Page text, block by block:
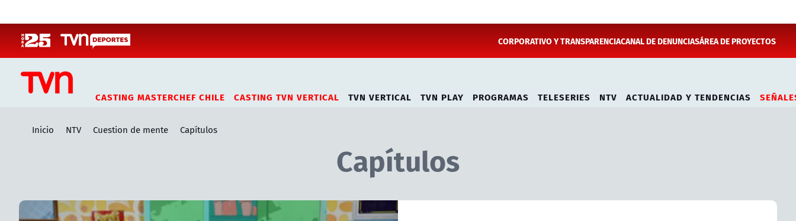
CORPORATIVO Y TRANSPARENCIACANAL DE DENUNCIASÁREA DE PROYECTOS
CASTING MASTERCHEF CHILE CASTING TVN VERTICAL TVN VERTICAL TVN PLAY PROGRAMAS TELESERIES NTV ACTUALIDAD Y TENDENCIAS
Inicio NTV Cuestion de mente Capítulos
Capítulos
Artículos relacionados con Capítulos